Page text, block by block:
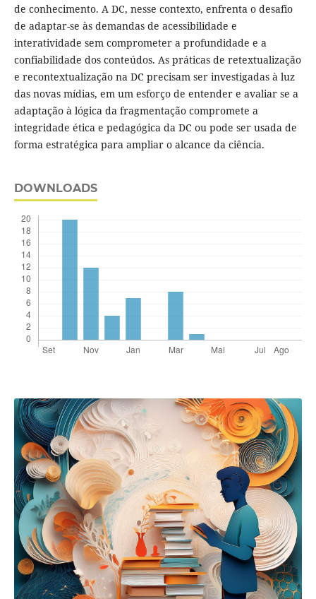
de conhecimento. A DC, nesse contexto, enfrenta o desafio
de adaptar-se às demandas de acessibilidade e
interatividade sem comprometer a profundidade e a
confiabilidade dos conteúdos. As práticas de retextualização
e recontextualização na DC precisam ser investigadas à luz
das novas mídias, em um esforço de entender e avaliar se a
adaptação à lógica da fragmentação compromete a
integridade ética e pedagógica da DC ou pode ser usada de
forma estratégica para ampliar o alcance da ciência.
DOWNLOADS